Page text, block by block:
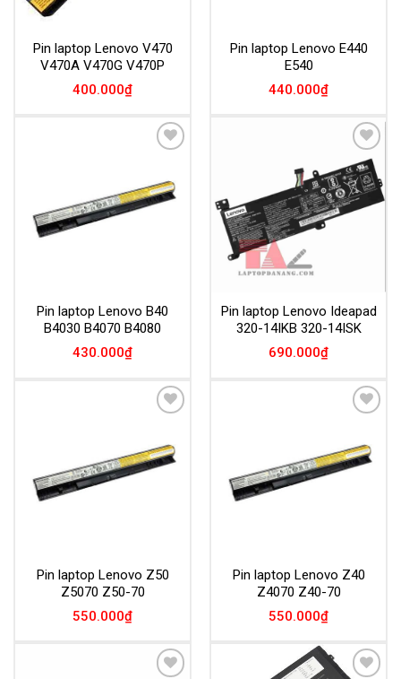
Pin laptop Lenovo V470
V470A V470G V470P
400.000₫
Pin laptop Lenovo E440
E540
440.000₫
Pin laptop Lenovo B40
B4030 B4070 B4080
430.000₫
Add to
Wishlist
Pin laptop Lenovo Ideapad
320-14IKB 320-14ISK
690.000₫
Pin laptop Lenovo Z50
Z5070 Z50-70
550.000₫
Pin laptop Lenovo Z40
Z4070 Z40-70
550.000₫